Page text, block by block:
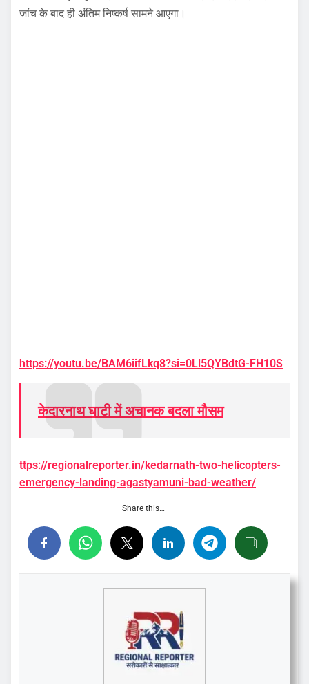
जांच के बाद ही अंतिम निष्कर्ष सामने आएगा।
https://youtu.be/BAM6iifLkq8?si=0Ll5QYBdtG-FH10S
केदारनाथ घाटी में अचानक बदला मौसम
ttps://regionalreporter.in/kedarnath-two-helicopters-
emergency-landing-agastyamuni-bad-weather/
Share this…